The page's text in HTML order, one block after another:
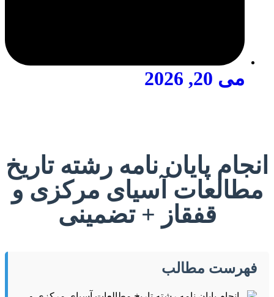
می 20, 2026
انجام پایان نامه رشته تاریخ
مطالعات آسیای مرکزی و
قفقاز + تضمینی
فهرست مطالب